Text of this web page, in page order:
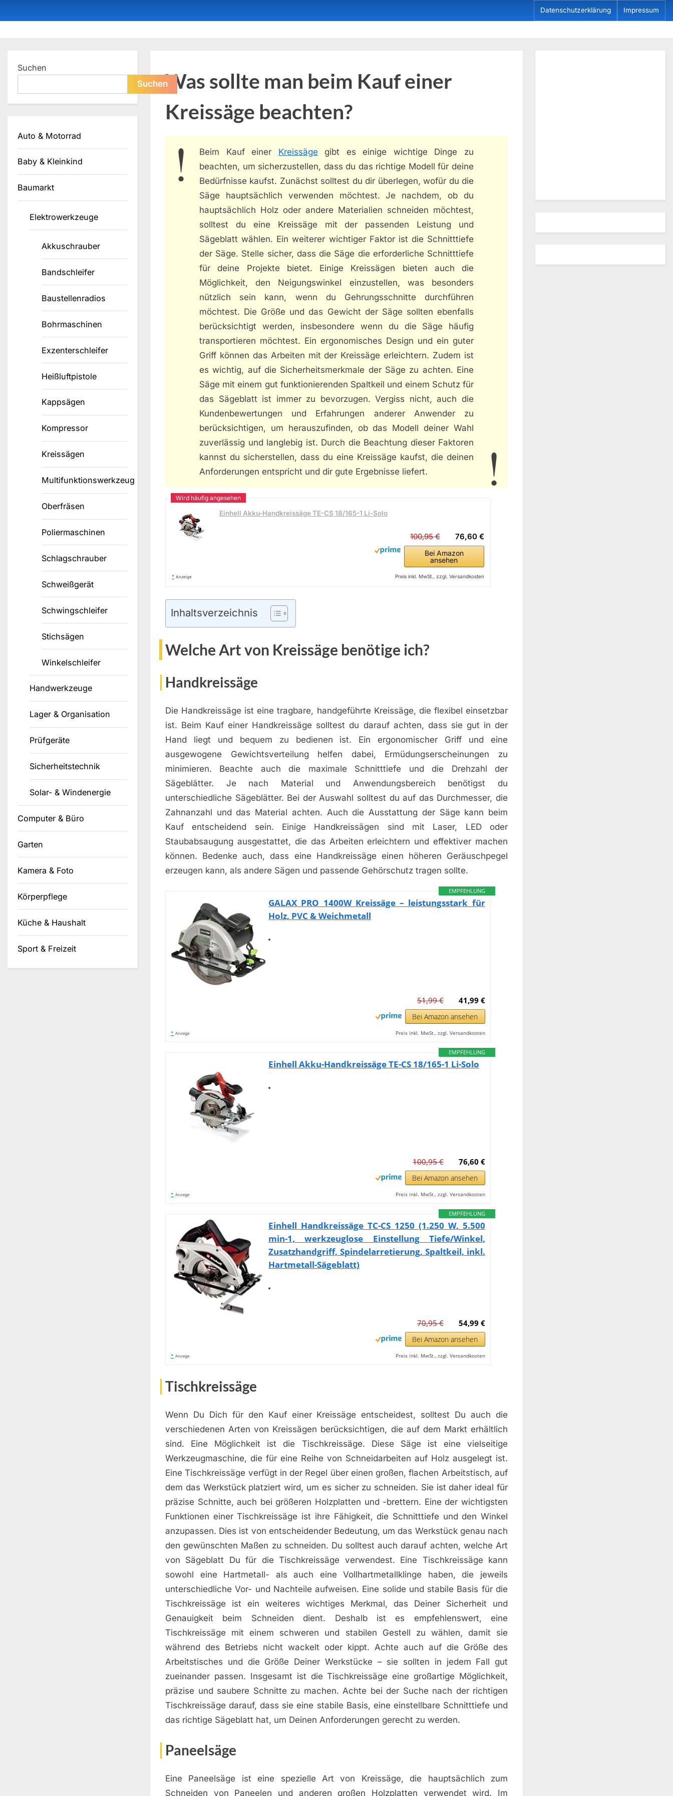
to
Datenschutzerklärung Impressum
Was sollte man beim Kauf einer
Kreissäge beachten?
Beim Kauf einer Kreissäge gibt es einige wichtige Dinge zu
beachten, um sicherzustellen, dass du das richtige Modell für deine
Bedürfnisse kaufst. Zunächst solltest du dir überlegen, wofür du die
Säge hauptsächlich verwenden möchtest. Je nachdem, ob du
hauptsächlich Holz oder andere Materialien schneiden möchtest,
solltest du eine Kreissäge mit der passenden Leistung und
Sägeblatt wählen. Ein weiterer wichtiger Faktor ist die Schnitttiefe
der Säge. Stelle sicher, dass die Säge die erforderliche Schnitttiefe
für deine Projekte bietet. Einige Kreissägen bieten auch die
Möglichkeit, den Neigungswinkel einzustellen, was besonders
nützlich sein kann, wenn du Gehrungsschnitte durchführen
möchtest. Die Größe und das Gewicht der Säge sollten ebenfalls
berücksichtigt werden, insbesondere wenn du die Säge häufig
transportieren möchtest. Ein ergonomisches Design und ein guter
Griff können das Arbeiten mit der Kreissäge erleichtern. Zudem ist
es wichtig, auf die Sicherheitsmerkmale der Säge zu achten. Eine
Säge mit einem gut funktionierenden Spaltkeil und einem Schutz für
das Sägeblatt ist immer zu bevorzugen. Vergiss nicht, auch die
Kundenbewertungen und Erfahrungen anderer Anwender zu
berücksichtigen, um herauszufinden, ob das Modell deiner Wahl
zuverlässig und langlebig ist. Durch die Beachtung dieser Faktoren
kannst du sicherstellen, dass du eine Kreissäge kaufst, die deinen
Anforderungen entspricht und dir gute Ergebnisse liefert.
Einhell Akku-Handkreissäge TE-CS 18/165-1 Li-Solo
76,60 €
100,95 €
Bei Amazon
ansehen
* Anzeige Preis inkl. MwSt., zzgl. Versandkosten
Inhaltsverzeichnis
Welche Art von Kreissäge benötige ich?
Handkreissäge
Die Handkreissäge ist eine tragbare, handgeführte Kreissäge, die flexibel einsetzbar
ist. Beim Kauf einer Handkreissäge solltest du darauf achten, dass sie gut in der
Hand liegt und bequem zu bedienen ist. Ein ergonomischer Griff und eine
ausgewogene Gewichtsverteilung helfen dabei, Ermüdungserscheinungen zu
minimieren. Beachte auch die maximale Schnitttiefe und die Drehzahl der
Sägeblätter. Je nach Material und Anwendungsbereich benötigst du
unterschiedliche Sägeblätter. Bei der Auswahl solltest du auf das Durchmesser, die
Zahnanzahl und das Material achten. Auch die Ausstattung der Säge kann beim
Kauf entscheidend sein. Einige Handkreissägen sind mit Laser, LED oder
Staubabsaugung ausgestattet, die das Arbeiten erleichtern und effektiver machen
können. Bedenke auch, dass eine Handkreissäge einen höheren Geräuschpegel
erzeugen kann, als andere Sägen und passende Gehörschutz tragen sollte.
EMPFEHLUNG
GALAX PRO 1400W Kreissäge – leistungsstark für
Holz, PVC & Weichmetall
41,99 €
51,99 €
Bei Amazon ansehen
* Anzeige Preis inkl. MwSt., zzgl. Versandkosten
EMPFEHLUNG
Einhell Akku-Handkreissäge TE-CS 18/165-1 Li-Solo
76,60 €
100,95 €
Bei Amazon ansehen
* Anzeige Preis inkl. MwSt., zzgl. Versandkosten
EMPFEHLUNG
Einhell Handkreissäge TC-CS 1250 (1.250 W, 5.500
min-1, werkzeuglose Einstellung Tiefe/Winkel,
Zusatzhandgriff, Spindelarretierung, Spaltkeil, inkl.
Hartmetall-Sägeblatt)
54,99 €
70,95 €
Bei Amazon ansehen
* Anzeige Preis inkl. MwSt., zzgl. Versandkosten
Tischkreissäge
Wenn Du Dich für den Kauf einer Kreissäge entscheidest, solltest Du auch die
verschiedenen Arten von Kreissägen berücksichtigen, die auf dem Markt erhältlich
sind. Eine Möglichkeit ist die Tischkreissäge. Diese Säge ist eine vielseitige
Werkzeugmaschine, die für eine Reihe von Schneidarbeiten auf Holz ausgelegt ist.
Eine Tischkreissäge verfügt in der Regel über einen großen, flachen Arbeitstisch, auf
dem das Werkstück platziert wird, um es sicher zu schneiden. Sie ist daher ideal für
präzise Schnitte, auch bei größeren Holzplatten und -brettern. Eine der wichtigsten
Funktionen einer Tischkreissäge ist ihre Fähigkeit, die Schnitttiefe und den Winkel
anzupassen. Dies ist von entscheidender Bedeutung, um das Werkstück genau nach
den gewünschten Maßen zu schneiden. Du solltest auch darauf achten, welche Art
von Sägeblatt Du für die Tischkreissäge verwendest. Eine Tischkreissäge kann
sowohl eine Hartmetall- als auch eine Vollhartmetallklinge haben, die jeweils
unterschiedliche Vor- und Nachteile aufweisen. Eine solide und stabile Basis für die
Tischkreissäge ist ein weiteres wichtiges Merkmal, das Deiner Sicherheit und
Genauigkeit beim Schneiden dient. Deshalb ist es empfehlenswert, eine
Tischkreissäge mit einem schweren und stabilen Gestell zu wählen, damit sie
während des Betriebs nicht wackelt oder kippt. Achte auch auf die Größe des
Arbeitstisches und die Größe Deiner Werkstücke – sie sollten in jedem Fall gut
zueinander passen. Insgesamt ist die Tischkreissäge eine großartige Möglichkeit,
präzise und saubere Schnitte zu machen. Achte bei der Suche nach der richtigen
Tischkreissäge darauf, dass sie eine stabile Basis, eine einstellbare Schnitttiefe und
das richtige Sägeblatt hat, um Deinen Anforderungen gerecht zu werden.
Paneelsäge
Eine Paneelsäge ist eine spezielle Art von Kreissäge, die hauptsächlich zum
Schneiden von Paneelen und anderen großen Holzplatten verwendet wird. Im
Suchen
Suchen
Auto & Motorrad
Baby & Kleinkind
Baumarkt
Elektrowerkzeuge
Akkuschrauber
Bandschleifer
Baustellenradios
Bohrmaschinen
Exzenterschleifer
Heißluftpistole
Kappsägen
Kompressor
Kreissägen
Multifunktionswerkzeug
Oberfräsen
Poliermaschinen
Schlagschrauber
Schweißgerät
Schwingschleifer
Stichsägen
Winkelschleifer
Handwerkzeuge
Lager & Organisation
Prüfgeräte
Sicherheitstechnik
Solar- & Windenergie
Computer & Büro
Garten
Kamera & Foto
Körperpflege
Küche & Haushalt
Sport & Freizeit